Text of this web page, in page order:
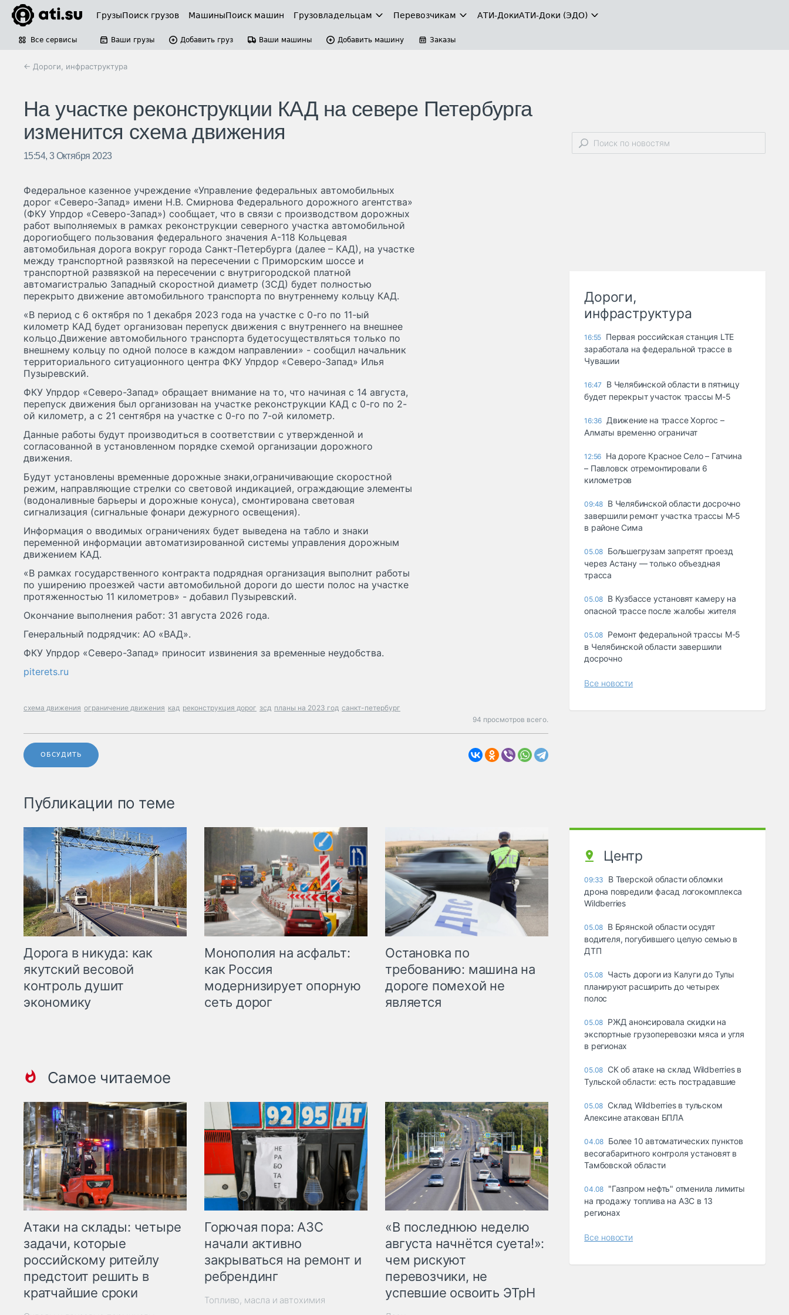
ГрузыПоиск грузов МашиныПоиск машин Грузовладельцам Перевозчикам АТИ-ДокиАТИ-Доки (ЭДО)
Все сервисы Ваши грузы Добавить груз Ваши машины Добавить машину Заказы
← Дороги, инфраструктура
На участке реконструкции КАД на севере Петербурга
изменится схема движения
15:54, 3 Октября 2023
Федеральное казенное учреждение «Управление федеральных автомобильных
дорог «Северо-Запад» имени Н.В. Смирнова Федерального дорожного агентства»
(ФКУ Упрдор «Северо-Запад») сообщает, что в связи с производством дорожных
работ выполняемых в рамках реконструкции северного участка автомобильной
дорогиобщего пользования федерального значения А-118 Кольцевая
автомобильная дорога вокруг города Санкт-Петербурга (далее – КАД), на участке
между транспортной развязкой на пересечении с Приморским шоссе и
транспортной развязкой на пересечении с внутригородской платной
автомагистралью Западный скоростной диаметр (ЗСД) будет полностью
перекрыто движение автомобильного транспорта по внутреннему кольцу КАД.
​«В период с 6 октября по 1 декабря 2023 года на участке с 0-го по 11-ый
километр КАД будет организован перепуск движения с внутреннего на внешнее
кольцо.Движение автомобильного транспорта будетосуществляться только по
внешнему кольцу по одной полосе в каждом направлении» - сообщил начальник
территориального ситуационного центра ФКУ Упрдор «Северо-Запад» Илья
Пузыревский.
​ФКУ Упрдор «Северо-Запад» обращает внимание на то, что начиная с 14 августа,
перепуск движения был организован на участке реконструкции КАД с 0-го по 2-
ой километр, а с 21 сентября на участке с 0-го по 7-ой километр.
​Данные работы будут производиться в соответствии с утвержденной и
согласованной в установленном порядке схемой организации дорожного
движения.
​Будут установлены временные дорожные знаки,ограничивающие скоростной
режим, направляющие стрелки со световой индикацией, ограждающие элементы
(водоналивные барьеры и дорожные конуса), смонтирована световая
сигнализация (сигнальные фонари дежурного освещения).
​Информация о вводимых ограничениях будет выведена на табло и знаки
переменной информации автоматизированной системы управления дорожным
движением КАД.
«В рамках государственного контракта подрядная организация выполнит работы
по уширению проезжей части автомобильной дороги до шести полос на участке
протяженностью 11 километров» - добавил Пузыревский.
Окончание выполнения работ: 31 августа 2026 года.
Генеральный подрядчик: АО «ВАД».
​ФКУ Упрдор «Северо-Запад» приносит извинения за временные неудобства.
piterets.ru
схема движения ограничение движения кад реконструкция дорог зсд планы на 2023 год санкт-петербург
94 просмотров всего.
ОБСУДИТЬ
Публикации по теме
Дорога в никуда: как
якутский весовой
контроль душит
экономику
Монополия на асфальт:
как Россия
модернизирует опорную
сеть дорог
Остановка по
требованию: машина на
дороге помехой не
является
Самое читаемое
Атаки на склады: четыре
задачи, которые
российскому ритейлу
предстоит решить в
кратчайшие сроки
Горючая пора: АЗС
начали активно
закрываться на ремонт и
ребрендинг
Топливо, масла и автохимия
«В последнюю неделю
августа начнётся суета!»:
чем рискуют
перевозчики, не
успевшие освоить ЭТрН
Дороги,
инфраструктура
16:55 Первая российская станция LTE
заработала на федеральной трассе в
Чувашии
16:47
В Челябинской области в пятницу
будет перекрыт участок трассы М-5
16:36 Движение на трассе Хоргос –
Алматы временно ограничат
12:56 На дороге Красное Село – Гатчина
– Павловск отремонтировали 6
километров
09:48 В Челябинской области досрочно
завершили ремонт участка трассы М‑5
в районе Сима
05.08 Большегрузам запретят проезд
через Астану — только объездная
трасса
05.08 В Кузбассе установят камеру на
опасной трассе после жалобы жителя
05.08 Ремонт федеральной трассы М-5
в Челябинской области завершили
досрочно
Все новости
Центр
09:33
В Тверской области обломки
дрона повредили фасад логокомплекса
Wildberries
05.08 В Брянской области осудят
водителя, погубившего целую семью в
ДТП
05.08 Часть дороги из Калуги до Тулы
планируют расширить до четырех
полос
05.08 РЖД анонсировала скидки на
экспортные грузоперевозки мяса и угля
в регионах
05.08 СК об атаке на склад Wildberries в
Тульской области: есть пострадавшие
05.08 Склад Wildberries в тульском
Алексине атакован БПЛА
04.08 Более 10 автоматических пунктов
весогабаритного контроля установят в
Тамбовской области
04.08 "Газпром нефть" отменила лимиты
на продажу топлива на АЗС в 13
регионах
Все новости